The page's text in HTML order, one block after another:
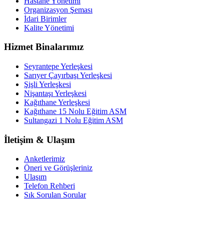
Organizasyon Şeması
İdari Birimler
Kalite Yönetimi
Hizmet Binalarımız
Seyrantepe Yerleşkesi
Sarıyer Çayırbaşı Yerleşkesi
Şişli Yerleşkesi
Nişantaşı Yerleşkesi
Kağıthane Yerleşkesi
Kağıthane 15 Nolu Eğitim ASM
Sultangazi 1 Nolu Eğitim ASM
İletişim & Ulaşım
Anketlerimiz
Öneri ve Görüşleriniz
Ulaşım
Telefon Rehberi
Sık Sorulan Sorular